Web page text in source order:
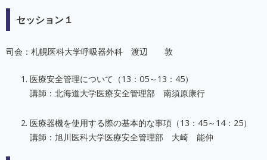
セッション１
司会：札幌医科大学呼吸器外科 渡辺 敦
医療安全管理について（13：05～13：45）
講師：北海道大学医療安全管理部 南須原康行
医療器機を使用する際の基本的な事項（13：45～14：25）
講師：旭川医科大学医療安全管理部 大崎 能伸